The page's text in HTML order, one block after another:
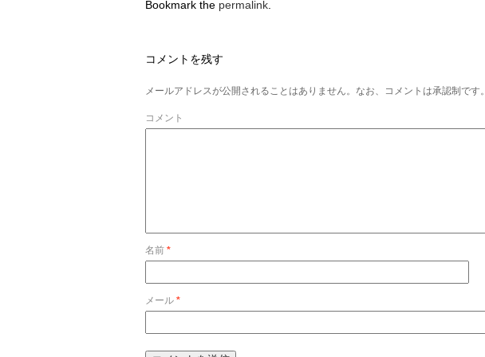
Bookmark the permalink
コメントを残す
メールアドレスが公開されることはありません。なお、コメントは承認制です。
コメント
名前 *
メール *